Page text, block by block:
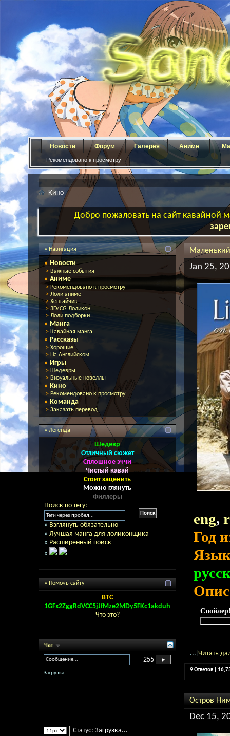
Новости Форум Галерея Аниме
Рекомендовано к просмотру
Кино
Добро пожаловать на сайт кавайной
» Навигация
» Новости
> Важные события
» Аниме
>Рекомендовано к просмотру
> Лоли аниме
> Хентайчик
>3D/CG Лоликон
> Лоли подборки
» Манга
> Кавайная манга
» Рассказы
> Хорошие
> На Английском
» Игры
> Шедевры
> Визуальные новеллы
» Кино
> Рекомендовано к просмотру
» Команда
> Заказать перевод
» Легенда
Шедевр
Отличный сюжет
Сплошное эччи
Чистый кавай
Стоит заценить
Можно глянуть
Филлеры
Поиск по тегу:
» Взглянуть обязательно
» Лучшая манга для лоликонщика
» Расширенный поиск
»
» Помочь сайту
BTC
1GFx2ZggRdVCC5jJfMze2MDy5FKc1akduh
Что это?
Чат
255
Загрузка...
Статус: Загрузка...
Jan 25,
eng,
Год
...[ Читать
9 Ответов |
Остров
Dec 15,